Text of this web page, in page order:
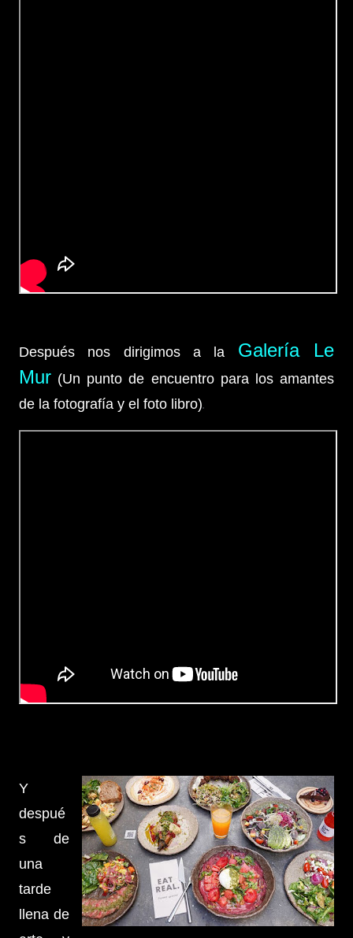
Después nos dirigimos a la Galería Le
Mur (Un punto de encuentro para los amantes
de la fotografía y el foto libro).
Y
despué
s de
una
tarde
llena de